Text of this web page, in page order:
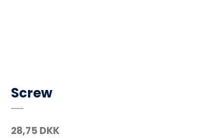
Screw
28,75 DKK